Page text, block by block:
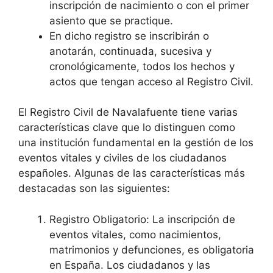
inscripción de nacimiento o con el primer
asiento que se practique.
En dicho registro se inscribirán o
anotarán, continuada, sucesiva y
cronológicamente, todos los hechos y
actos que tengan acceso al Registro Civil.
El Registro Civil de Navalafuente tiene varias
características clave que lo distinguen como
una institución fundamental en la gestión de los
eventos vitales y civiles de los ciudadanos
españoles. Algunas de las características más
destacadas son las siguientes:
Registro Obligatorio: La inscripción de
eventos vitales, como nacimientos,
matrimonios y defunciones, es obligatoria
en España. Los ciudadanos y las